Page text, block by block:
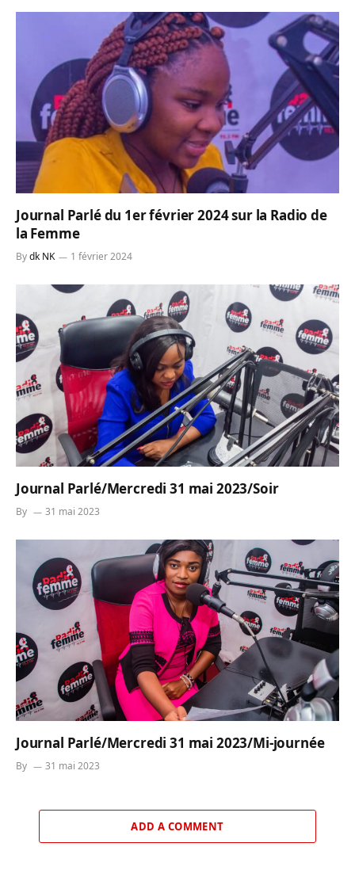
Journal Parlé du 1er février 2024 sur la Radio de
la Femme
Bydk NK 1 février 2024
Journal Parlé/Mercredi 31 mai 2023/Soir
By 31 mai 2023
Journal Parlé/Mercredi 31 mai 2023/Mi-journée
By 31 mai 2023
ADD A COMMENT